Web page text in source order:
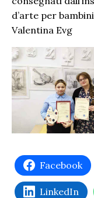
d’arte per
Valentina Evg
Facebook
LinkedIn